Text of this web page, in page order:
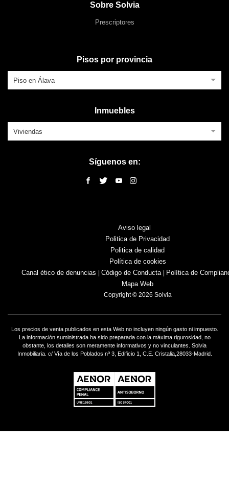
Sobre Solvia
Prescriptores
Pisos por provincia
Piso en Álava
Inmuebles
Viviendas
Síguenos en:
Aviso legal
Politica de Privacidad
Politica de calidad
Política de cookies
Canal ético de denuncias
Código de Conducta
Política de
Mapa Web
Copyright © 2026 Solvia
Los precios de venta publicados en esta Web no incluyen ningún gasto ni impuesto.
La información suministrada ha sido preparada con la máxima rigurosidad, no
obstante, los detalles son meramente informativos y no vinculantes. Solvia
Inmobiliaria. c/ Vía de los Poblados nº 3, Edificio 1, C.E. Cristalia,28033-Madrid.